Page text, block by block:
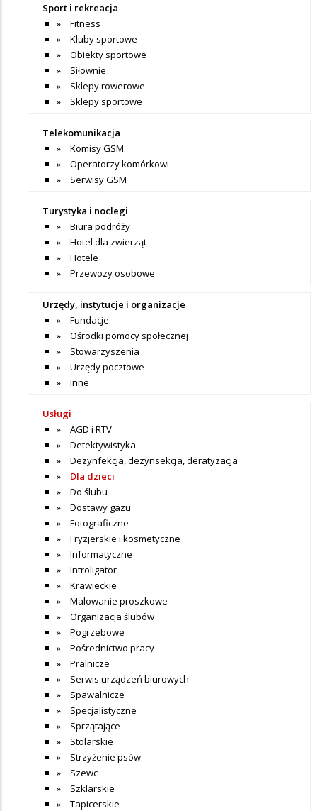
Sport i rekreacja
Fitness
Kluby sportowe
Obiekty sportowe
Siłownie
Sklepy rowerowe
Sklepy sportowe
Telekomunikacja
Komisy GSM
Operatorzy komórkowi
Serwisy GSM
Turystyka i noclegi
Biura podróży
Hotel dla zwierząt
Hotele
Przewozy osobowe
Urzędy, instytucje i organizacje
Fundacje
Ośrodki pomocy społecznej
Stowarzyszenia
Urzędy pocztowe
Inne
Usługi
AGD i RTV
Detektywistyka
Dezynfekcja, dezynsekcja, deratyzacja
Dla dzieci
Do ślubu
Dostawy gazu
Fotograficzne
Fryzjerskie i kosmetyczne
Informatyczne
Introligator
Krawieckie
Malowanie proszkowe
Organizacja ślubów
Pogrzebowe
Pośrednictwo pracy
Pralnicze
Serwis urządzeń biurowych
Spawalnicze
Specjalistyczne
Sprzątające
Stolarskie
Strzyżenie psów
Szewc
Szklarskie
Tapicerskie